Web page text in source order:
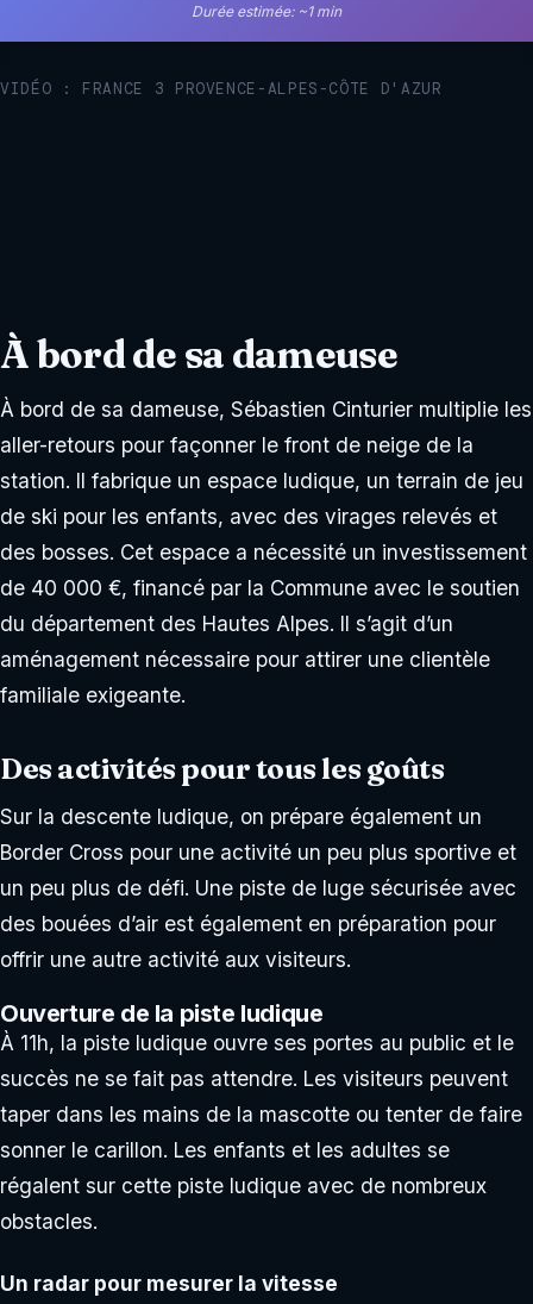
Durée estimée: ~1 min
VIDÉO : FRANCE 3 PROVENCE-ALPES-CÔTE D'AZUR
À bord de sa dameuse
À bord de sa dameuse, Sébastien Cinturier multiplie les
aller-retours pour façonner le front de neige de la
station. Il fabrique un espace ludique, un terrain de jeu
de ski pour les enfants, avec des virages relevés et
des bosses. Cet espace a nécessité un investissement
de 40 000 €, financé par la Commune avec le soutien
du département des Hautes Alpes. Il s’agit d’un
aménagement nécessaire pour attirer une clientèle
familiale exigeante.
Des activités pour tous les goûts
Sur la descente ludique, on prépare également un
Border Cross pour une activité un peu plus sportive et
un peu plus de défi. Une piste de luge sécurisée avec
des bouées d’air est également en préparation pour
offrir une autre activité aux visiteurs.
Ouverture de la piste ludique
À 11h, la piste ludique ouvre ses portes au public et le
succès ne se fait pas attendre. Les visiteurs peuvent
taper dans les mains de la mascotte ou tenter de faire
sonner le carillon. Les enfants et les adultes se
régalent sur cette piste ludique avec de nombreux
obstacles.
Un radar pour mesurer la vitesse